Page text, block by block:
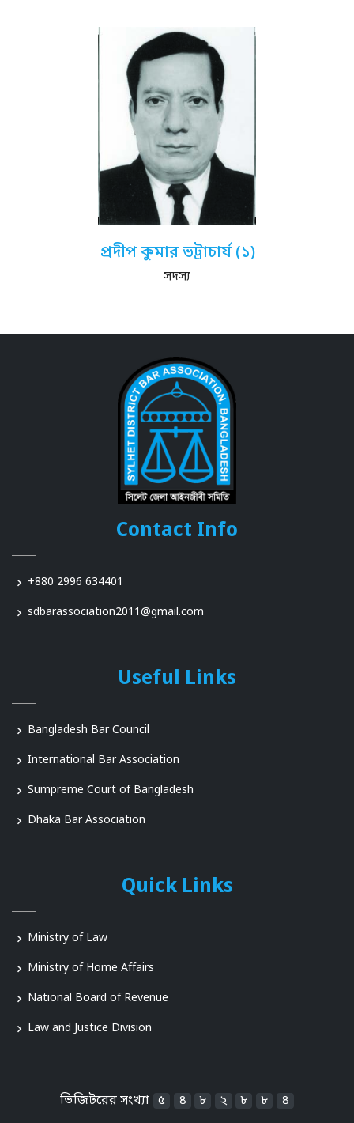
প্রদীপ কুমার ভট্রাচার্য (১)
সদস্য
Contact Info
+880 2996 634401
sdbarassociation2011@gmail.com
Useful Links
Bangladesh Bar Council
International Bar Association
Sumpreme Court of Bangladesh
Dhaka Bar Association
Quick Links
Ministry of Law
Ministry of Home Affairs
National Board of Revenue
Law and Justice Division
ভিজিটরের সংখ্যা ৫ ৪ ৮ ২ ৮ ৮ ৪